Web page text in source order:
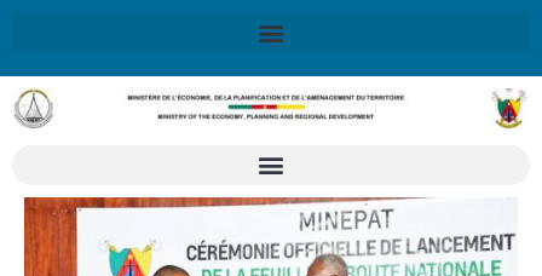
Retrouvez ici la Stratégie Nationale de Développement 2020-
2030SND30
En savoir plus